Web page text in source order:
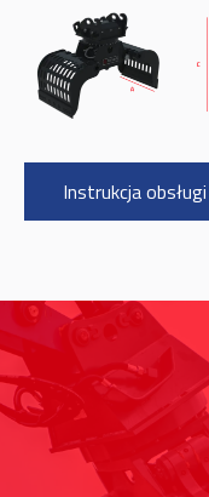
Instrukcja obsługi